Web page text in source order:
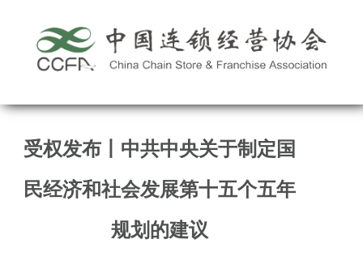
受权发布丨中共中央关于制定国
民经济和社会发展第十五个五年
规划的建议